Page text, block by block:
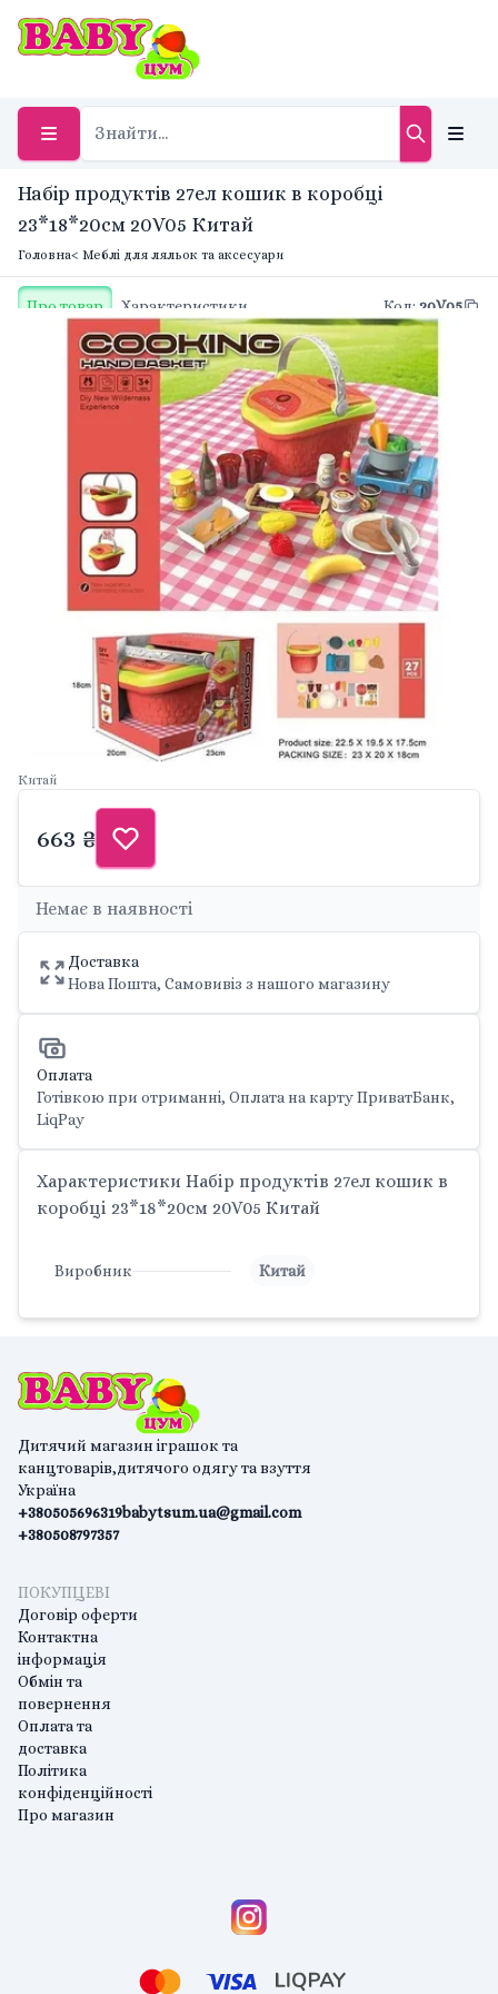
Набір продуктів 27ел кошик в коробці
23*18*20см 20V05 Китай
Головна< Меблі для ляльок та аксесуари
Про товар Характеристики Код: 20V05
Китай
663 ₴
Немає в наявності
Доставка
Нова Пошта, Самовивіз з нашого магазину
Оплата
Готівкою при отриманні, Оплата на карту ПриватБанк,
LiqPay
Характеристики Набір продуктів 27ел кошик в
коробці 23*18*20см 20V05 Китай
Виробник Китай
Дитячий магазин іграшок та
канцтоварів,дитячого одягу та взуття
Україна
+380505696319
+380508797357
babytsum.ua@gmail.com
ПОКУПЦЕВІ
Договір оферти
Контактна
інформація
Обмін та
повернення
Оплата та
доставка
Політика
конфіденційності
Про магазин